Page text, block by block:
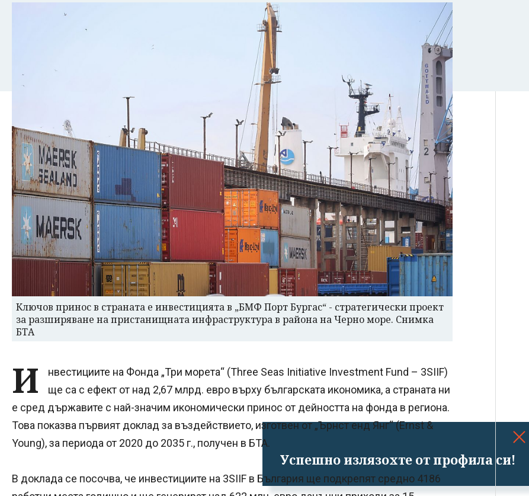
Успешно излязохте от профила си!
Ключов принос в страната е инвестицията в „БМФ Порт Бургас“ - стратегически проект
за разширяване на пристанищната инфраструктура в района на Черно море. Снимка
БТА
И
нвестициите на Фонда „Три морета“ (Three Seas Initiative Investment Fund – 3SIIF)
ще са с ефект от над 2,67 млрд. евро върху българската икономика, а страната ни
е сред държавите с най-значим икономически принос от дейността на фонда в региона.
Това показва първият доклад за въздействието, изготвен от „Ърнст енд Янг“ (Ernst &
Young), за периода от 2020 до 2035 г., получен в БТА.
В доклада се посочва, че инвестициите на 3SIIF в България ще подкрепят средно 4186